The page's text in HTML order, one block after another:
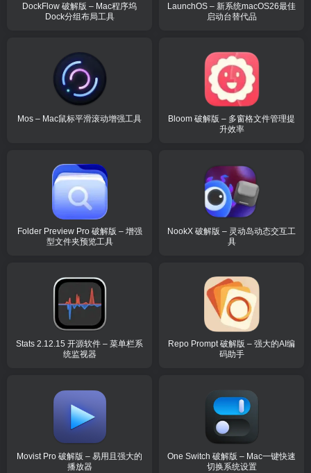
DockFlow 破解版 – Mac程序坞
Dock分组布局工具
LaunchOS – 新系统macOS26最佳
启动台替代品
Mos – Mac鼠标平滑滚动增强工具
Bloom 破解版 – 多窗格文件管理提
升效率
Folder Preview Pro 破解版 – 增强
型文件夹预览工具
NookX 破解版 – 灵动岛动态交互工
具
Stats 2.12.15 开源软件 – 菜单栏系
统监视器
Repo Prompt 破解版 – 强大的AI编
码助手
Movist Pro 破解版 – 易用且强大的
播放器
One Switch 破解版 – Mac一键快速
切换系统设置